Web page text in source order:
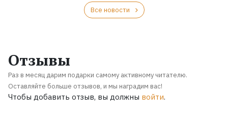
Все новости
Отзывы
Раз в месяц дарим подарки самому активному читателю.
Оставляйте больше отзывов, и мы наградим вас!
Чтобы добавить отзыв, вы должны войти.